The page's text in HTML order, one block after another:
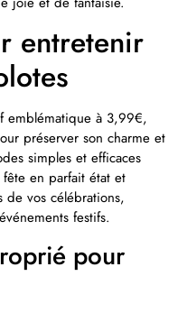
entretenir
emblématique à 3,99€,
préserver son charme et
simples et efficaces
en parfait état et
vos célébrations,
festifs.
pour